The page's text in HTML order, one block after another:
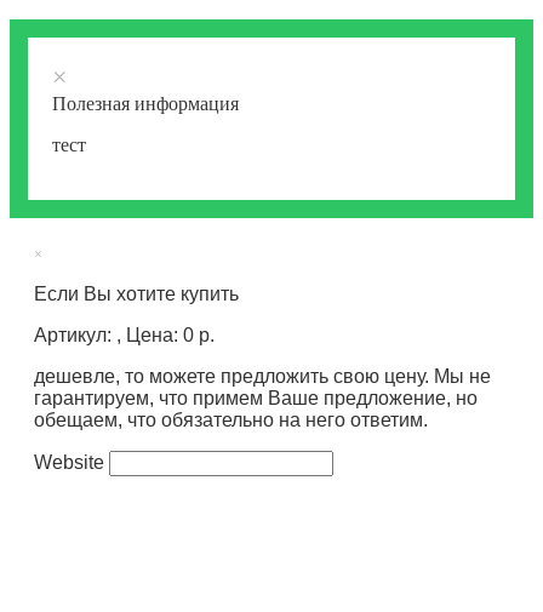
×
Полезная информация
тест
×
Если Вы хотите купить
Артикул: , Цена: 0 р.
дешевле, то можете предложить свою цену. Мы не
гарантируем, что примем Ваше предложение, но
обещаем, что обязательно на него ответим.
Website